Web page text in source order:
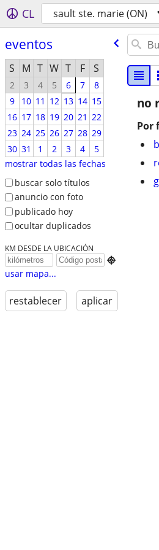
CL sault ste. marie (ON)
eventos
S M T W T F S
2 3 4 5 6 7
8
9
10 11 12 13 14 15
16 17 18 19 20 21 22
23 24 25 26 27 28 29
30 31 1 2 3 4
5
mostrar todas las fechas
buscar solo títulos
anuncio con foto
publicado hoy
ocultar duplicados
KM DESDE LA UBICACIÓN

usar mapa...
restablecer aplicar
no
Por